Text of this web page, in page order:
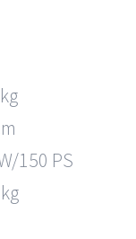
kg
150 PS
kg